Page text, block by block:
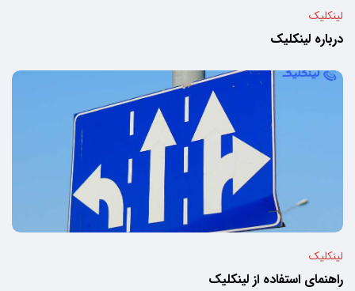
لینکلیک
درباره لینکلیک
لینکلیک
راهنمای استفاده از لینکلیک